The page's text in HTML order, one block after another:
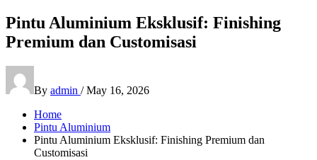
Pintu Aluminium Eksklusif: Finishing
Premium dan Customisasi
By admin /May 16, 2026
Home
Pintu Aluminium
Pintu Aluminium Eksklusif: Finishing Premium dan
Customisasi